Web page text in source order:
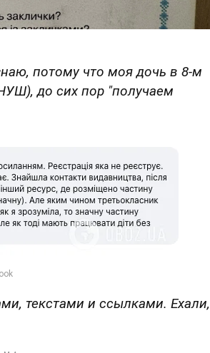
потому что моя дочь в 8-м
до сих пор "получаем
текстами и ссылками. Ехали,